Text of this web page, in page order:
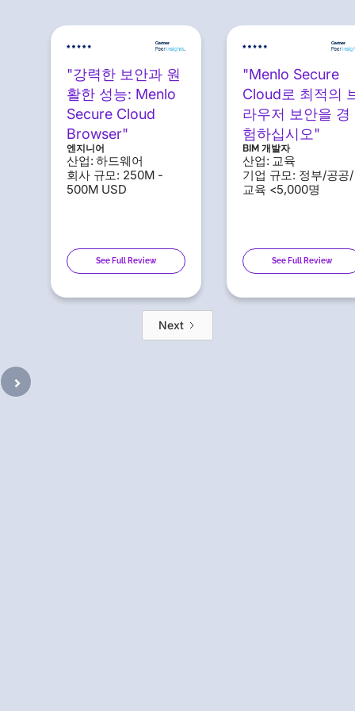
"강력한 보안과 원
활한 성능: Menlo
Secure Cloud
Browser"
엔지니어
산업: 하드웨어
회사 규모: 250M -
500M USD
See Full Review
"Menlo Secure
Cloud로 최적의
라우저 보안을 경
험하십시오"
BIM 개발자
산업: 교육
기업 규모: 정부/공공/
교육 <5,000명
See Full Review
Next